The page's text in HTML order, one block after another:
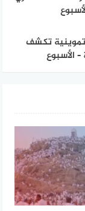
تموينية تكشف